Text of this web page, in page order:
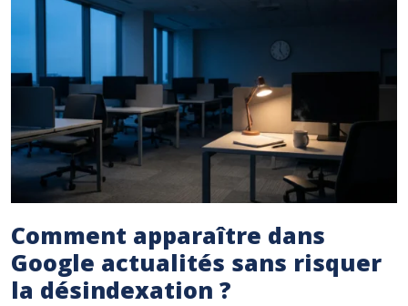
Comment apparaître dans
Google actualités sans risquer
la désindexation ?